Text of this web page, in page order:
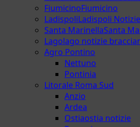
FiumicinoFiumicino
LadispoliLadispoli Notizie
Santa MarinellaSanta
Lagolago notizie
Agro Pontino
Nettuno
Pontinia
Litorale Roma Sud
Anzio
Ardea
Ostiaostia notizie